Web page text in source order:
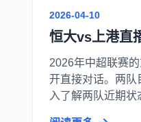
2026-04-10
恒大vs上港直
2026年中超联赛
开直接对话。两队
入了解两队近期